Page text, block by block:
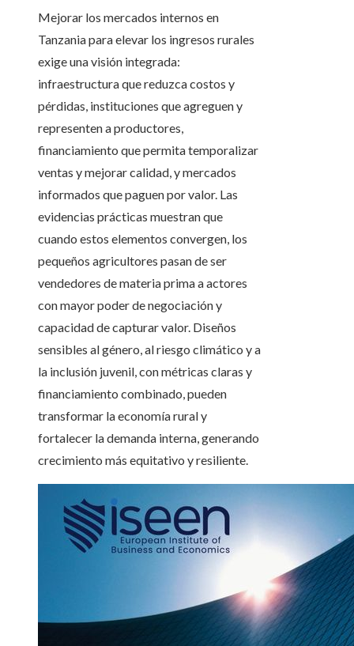
Mejorar los mercados internos en
Tanzania para elevar los ingresos rurales
exige una visión integrada:
infraestructura que reduzca costos y
pérdidas, instituciones que agreguen y
representen a productores,
financiamiento que permita temporalizar
ventas y mejorar calidad, y mercados
informados que paguen por valor. Las
evidencias prácticas muestran que
cuando estos elementos convergen, los
pequeños agricultores pasan de ser
vendedores de materia prima a actores
con mayor poder de negociación y
capacidad de capturar valor. Diseños
sensibles al género, al riesgo climático y a
la inclusión juvenil, con métricas claras y
financiamiento combinado, pueden
transformar la economía rural y
fortalecer la demanda interna, generando
crecimiento más equitativo y resiliente.